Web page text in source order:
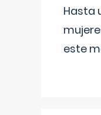
Hasta
este